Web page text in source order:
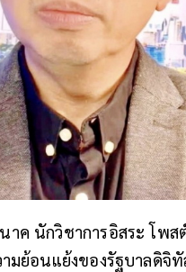
าค นักวิชาการอิสระ โพ
ามย้อนแย้งของรัฐบาลดิจิ